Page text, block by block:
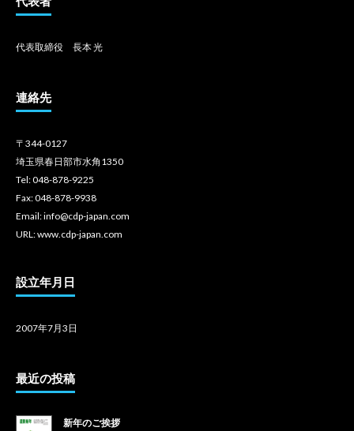
代表取締役 長本 光
連絡先
〒344-0127
埼玉県春日部市水角1350
Tel: 048-878-9225
Fax: 048-878-9938
Email: info@cdp-japan.com
URL: www.cdp-japan.com
設立年月日
2007年7月3日
最近の投稿
新年のご挨拶